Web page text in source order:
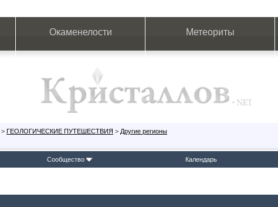
Окаменелости Метеориты
> ГЕОЛОГИЧЕСКИЕ ПУТЕШЕСТВИЯ > Другие регионы
Сообщество Календарь